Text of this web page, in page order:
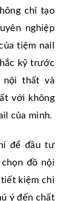
chỉ tạo
nghiệp
tiệm nail
kỹ trước
nội thất và
với không
của mình.
để đầu tư
đồ nội
kiệm chi
ý đến chất